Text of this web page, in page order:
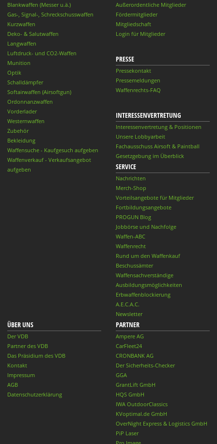
Blankwaffen (Messer u.ä.)
Gas-, Signal-, Schreckschusswaffen
Kurzwaffen
Deko- & Salutwaffen
Langwaffen
Luftdruck- und CO2-Waffen
Munition
Optik
Schalldämpfer
Softairwaffen (Airsoftgun)
Ordonnanzwaffen
Vorderlader
Westernwaffen
Zubehör
Bekleidung
Waffensuche - Kaufgesuch aufgeben
Waffenverkauf - Verkaufsangebot
aufgeben
Außerordentliche Mitglieder
Fördermitglieder
Mitgliedschaft
Login für Mitglieder
PRESSE
Pressekontakt
Pressemeldungen
Waffenrechts-FAQ
INTERESSENVERTRETUNG
Interessenvertretung & Positionen
Unsere Lobbyarbeit
Fachausschuss Airsoft & Paintball
Gesetzgebung im Überblick
SERVICE
Nachrichten
Merch-Shop
Vorteilsangebote für Mitglieder
Fortbildungsangebote
PROGUN Blog
Jobbörse und Nachfolge
Waffen-ABC
Waffenrecht
Rund um den Waffenkauf
Beschussämter
Waffensachverständige
Ausbildungsmöglichkeiten
Erbwaffenblockierung
A.E.C.A.C.
Newsletter
ÜBER UNS
Der VDB
Partner des VDB
Das Präsidium des VDB
Kontakt
Impressum
AGB
Datenschutzerklärung
PARTNER
Ampere AG
CarFleet24
CRONBANK AG
Der Sicherheits-Checker
GGA
GrantLift GmbH
HQS GmbH
IWA OutdoorClassics
KVoptimal.de GmbH
OverNight Express & Logistics GmbH
PiP Laser